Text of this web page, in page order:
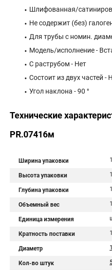
Шлифованная/
Не содержит (без)
Для трубы с номин.
Модель/исполнение -
С раструбом - Нет
Состоит из двух частей -
Угол наклона - 90 °
Технические
PR.07416м
Ширина упаковки
Высота упаковки
Глубина упаковки
Объемный вес
Единица измерения
Кратность поставки 1
Диаметр
Кол-во штук